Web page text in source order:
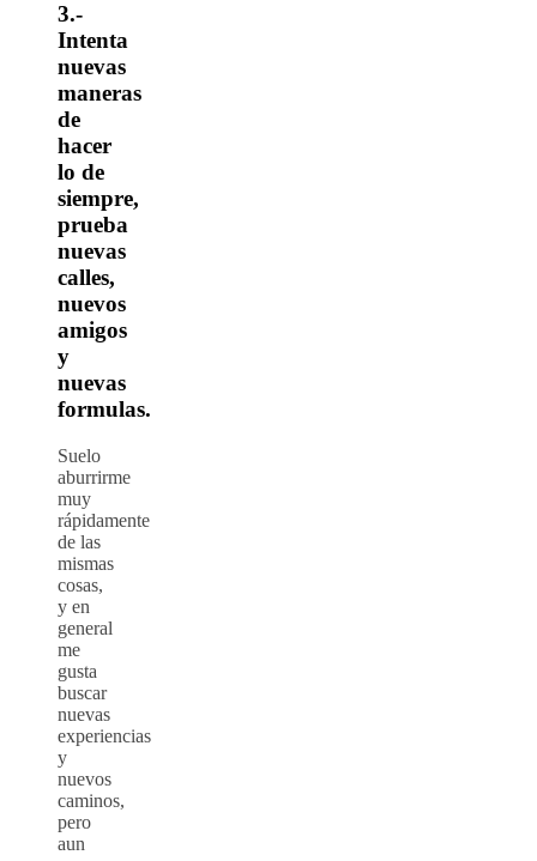
3.-
Intenta
nuevas
maneras
de
hacer
lo de
siempre,
prueba
nuevas
calles,
nuevos
amigos
y
nuevas
formulas.
Suelo
aburrirme
muy
rápidamente
de las
mismas
cosas,
y en
general
me
gusta
buscar
nuevas
experiencias
y
nuevos
caminos,
pero
aun